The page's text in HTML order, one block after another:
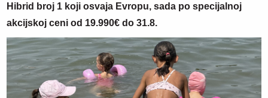
Hibrid broj 1 koji osvaja Evropu, sada po specijalnoj
akcijskoj ceni od 19.990€ do 31.8.